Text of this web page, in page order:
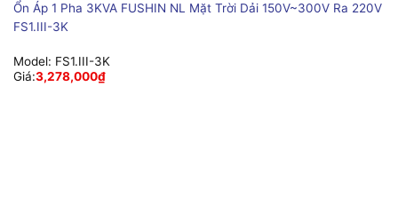
Ổn Áp 1 Pha 3KVA FUSHIN NL Mặt Trời Dải 150V~300V Ra 220V
FS1.III-3K
Model: FS1.III-3K
Giá:3,278,000₫